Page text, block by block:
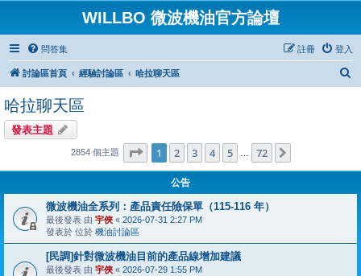
WILLBO 微波機油官方論壇
問答集 登入
註冊
討論區首頁 經驗討論區 哈拉聊天區
哈拉聊天區
發表主題
2854 個主題 第 1 頁 (共72 頁)
1 2 3 4 5 72
公告
微波機油全系列：產品責任險保單（115-116 年）
最後發表 由 宇俠 « 2026-07-31 2:27 PM
發表於 位於 機油討論區
[民調]針對微波機油目前的產品線增加建議
最後發表 由 宇俠 « 2026-07-29 1:55 PM